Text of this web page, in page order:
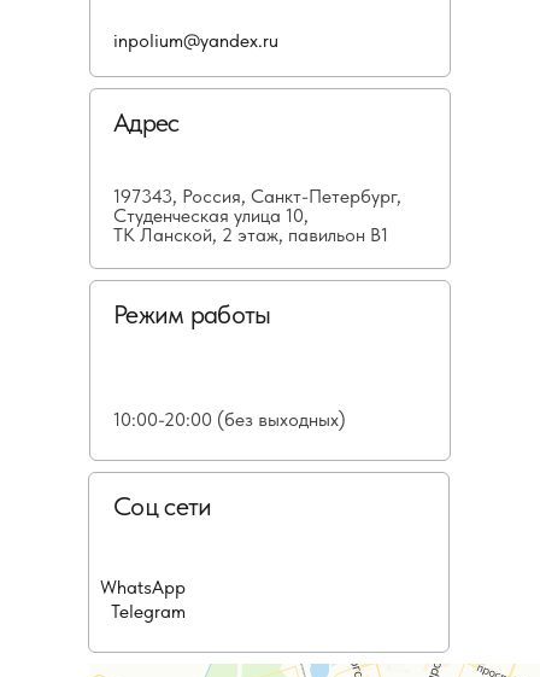
Адрес
197343, Россия, Санкт-Петербург,
Студенческая улица 10,
ТК Ланской, 2 этаж, павильон В1
Режим работы
10:00-20:00 (без выходных)
Соц сети
inpolium@yandex.ru
WhatsApp
Telegram